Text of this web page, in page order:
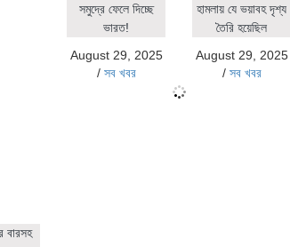
সমুদ্রে ফেলে দিচ্ছে
ভারত!
August 29, 2025
/ সব খবর
হামলায় যে ভয়াবহ দৃশ্য
তৈরি হয়েছিল
August 29, 2025
/ সব খবর
বারসহ